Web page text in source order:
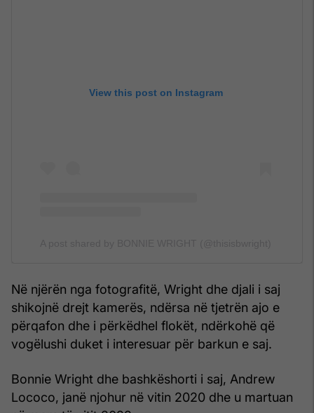
View this post on Instagram
Në njërën nga fotografitë, Wright dhe djali i saj
shikojnë drejt kamerës, ndërsa në tjetrën ajo e
përqafon dhe i përkëdhel flokët, ndërkohë që
vogëlushi duket i interesuar për barkun e saj.
Bonnie Wright dhe bashkëshorti i saj, Andrew
Lococo, janë njohur në vitin 2020 dhe u martuan